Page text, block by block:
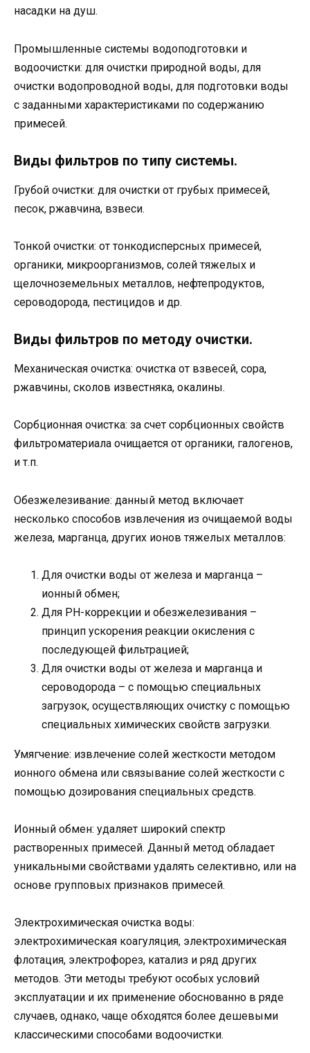
насадки на душ.
Промышленные системы водоподготовки и
водоочистки: для очистки природной воды, для
очистки водопроводной воды, для подготовки воды
с заданными характеристиками по содержанию
примесей.
Виды фильтров по типу системы.
Грубой очистки: для очистки от грубых примесей,
песок, ржавчина, взвеси.
Тонкой очистки: от тонкодисперсных примесей,
органики, микроорганизмов, солей тяжелых и
щелочноземельных металлов, нефтепродуктов,
сероводорода, пестицидов и др.
Виды фильтров по методу очистки.
Механическая очистка: очистка от взвесей, сора,
ржавчины, сколов известняка, окалины.
Сорбционная очистка: за счет сорбционных свойств
фильтроматериала очищается от органики, галогенов,
и т.п.
Обезжелезивание: данный метод включает
несколько способов извлечения из очищаемой воды
железа, марганца, других ионов тяжелых металлов:
Для очистки воды от железа и марганца –
ионный обмен;
Для РН-коррекции и обезжелезивания –
принцип ускорения реакции окисления с
последующей фильтрацией;
Для очистки воды от железа и марганца и
сероводорода – с помощью специальных
загрузок, осуществляющих очистку с помощью
специальных химических свойств загрузки.
Умягчение: извлечение солей жесткости методом
ионного обмена или связывание солей жесткости с
помощью дозирования специальных средств.
Ионный обмен: удаляет широкий спектр
растворенных примесей. Данный метод обладает
уникальными свойствами удалять селективно, или на
основе групповых признаков примесей.
Электрохимическая очистка воды:
электрохимическая коагуляция, электрохимическая
флотация, электрофорез, катализ и ряд других
методов. Эти методы требуют особых условий
эксплуатации и их применение обоснованно в ряде
случаев, однако, чаще обходятся более дешевыми
классическими способами водоочистки.